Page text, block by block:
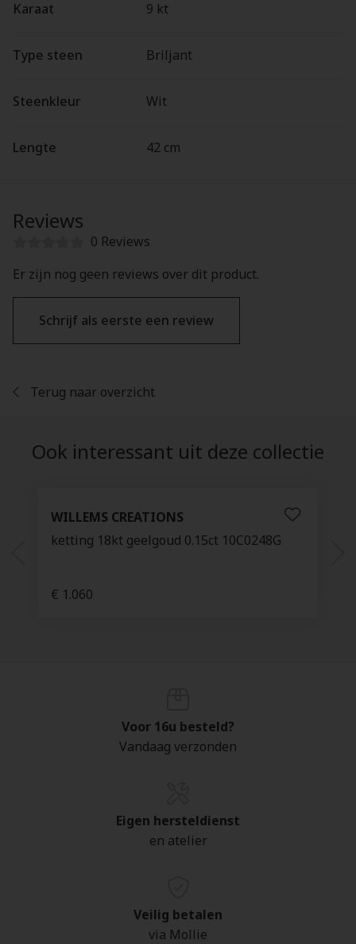
Karaat 9 kt
Type steen Briljant
Steenkleur Wit
Lengte 42 cm
Reviews
0 Reviews
Er zijn nog geen reviews over dit product.
Schrijf als eerste een review
Terug naar overzicht
Ook interessant uit deze collectie
WILLEMS CREATIONS
ketting 18kt geelgoud 0.15ct 10C0248G
€ 1.060
Voor 16u besteld?
Vandaag verzonden
Eigen hersteldienst
en atelier
Veilig betalen
via Mollie